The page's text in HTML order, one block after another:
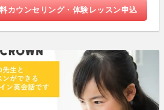
カウンセリング・体験レッスン申込